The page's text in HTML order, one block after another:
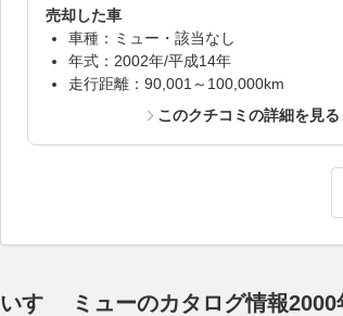
売却した車
車種：ミュー・該当なし
年式：2002年/平成14年
走行距離：90,001～100,000km
このクチコミの詳細を見る
いすゞ ミューのカタログ情報